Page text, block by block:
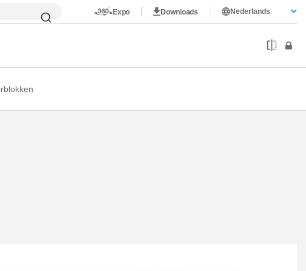
Expo Downloads Nederlands